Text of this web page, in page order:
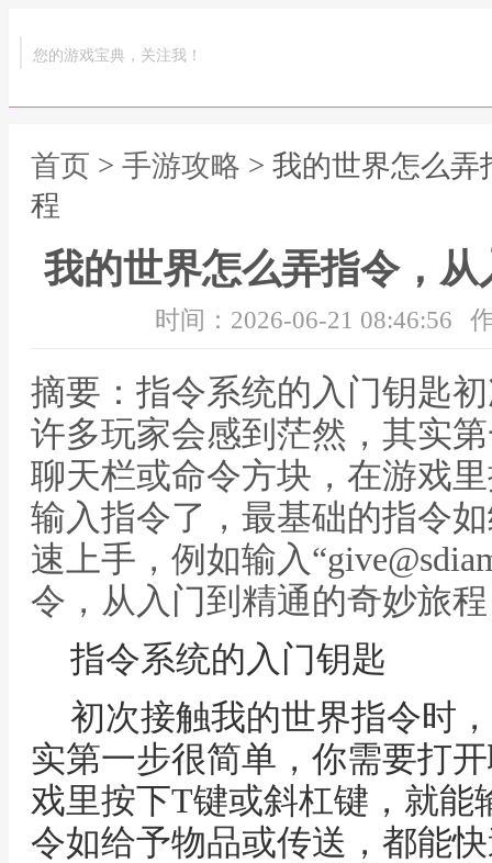
您的游戏宝典，关注我！
首页 > 手游攻略 > 我的世界怎么
程
我的世界怎么弄指令，
时间：2026-06-21 08:46:56
摘要：指令系统的入门钥匙
许多玩家会感到茫然，其实
聊天栏或命令方块，在游戏
输入指令了，最基础的指令
速上手，例如输入
令，从入门到精通的奇妙旅程
指令系统的入门钥匙
初次接触我的世界指令时
实第一步很简单，你需要打
戏里按下T键或斜杠键，就能
令如给予物品或传送，都能